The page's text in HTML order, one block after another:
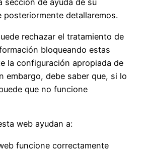
posteriormente detallaremos.
rechazar el tratamiento de
bloqueando estas
la configuración apropiada de
embargo, debe saber que, si lo
que no funcione
web ayudan a:
funcione correctamente